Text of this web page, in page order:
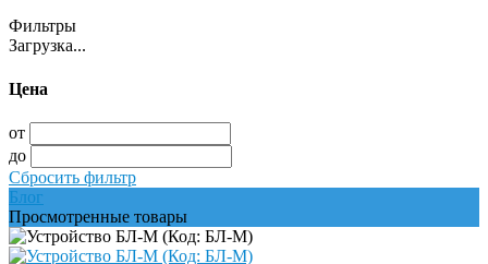
Фильтры
Загрузка...
Цена
от
до
Сбросить фильтр
Блог
Просмотренные товары